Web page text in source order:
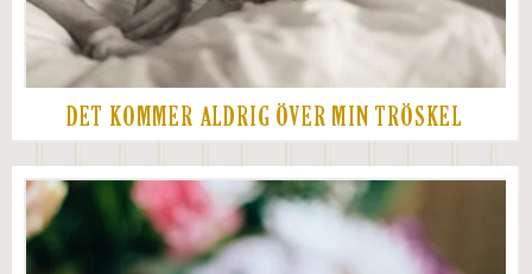
DET KOMMER ALDRIG ÖVER MIN TRÖSKEL